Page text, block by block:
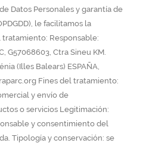
Datos Personales y garantía de
le facilitamos la
Responsable:
G57068603, Ctra Sineu KM.
(Illes Balears) ESPAÑA,
Fines del tratamiento:
y envío de
o servicios Legitimación:
y consentimiento del
Tipología y conservación: se